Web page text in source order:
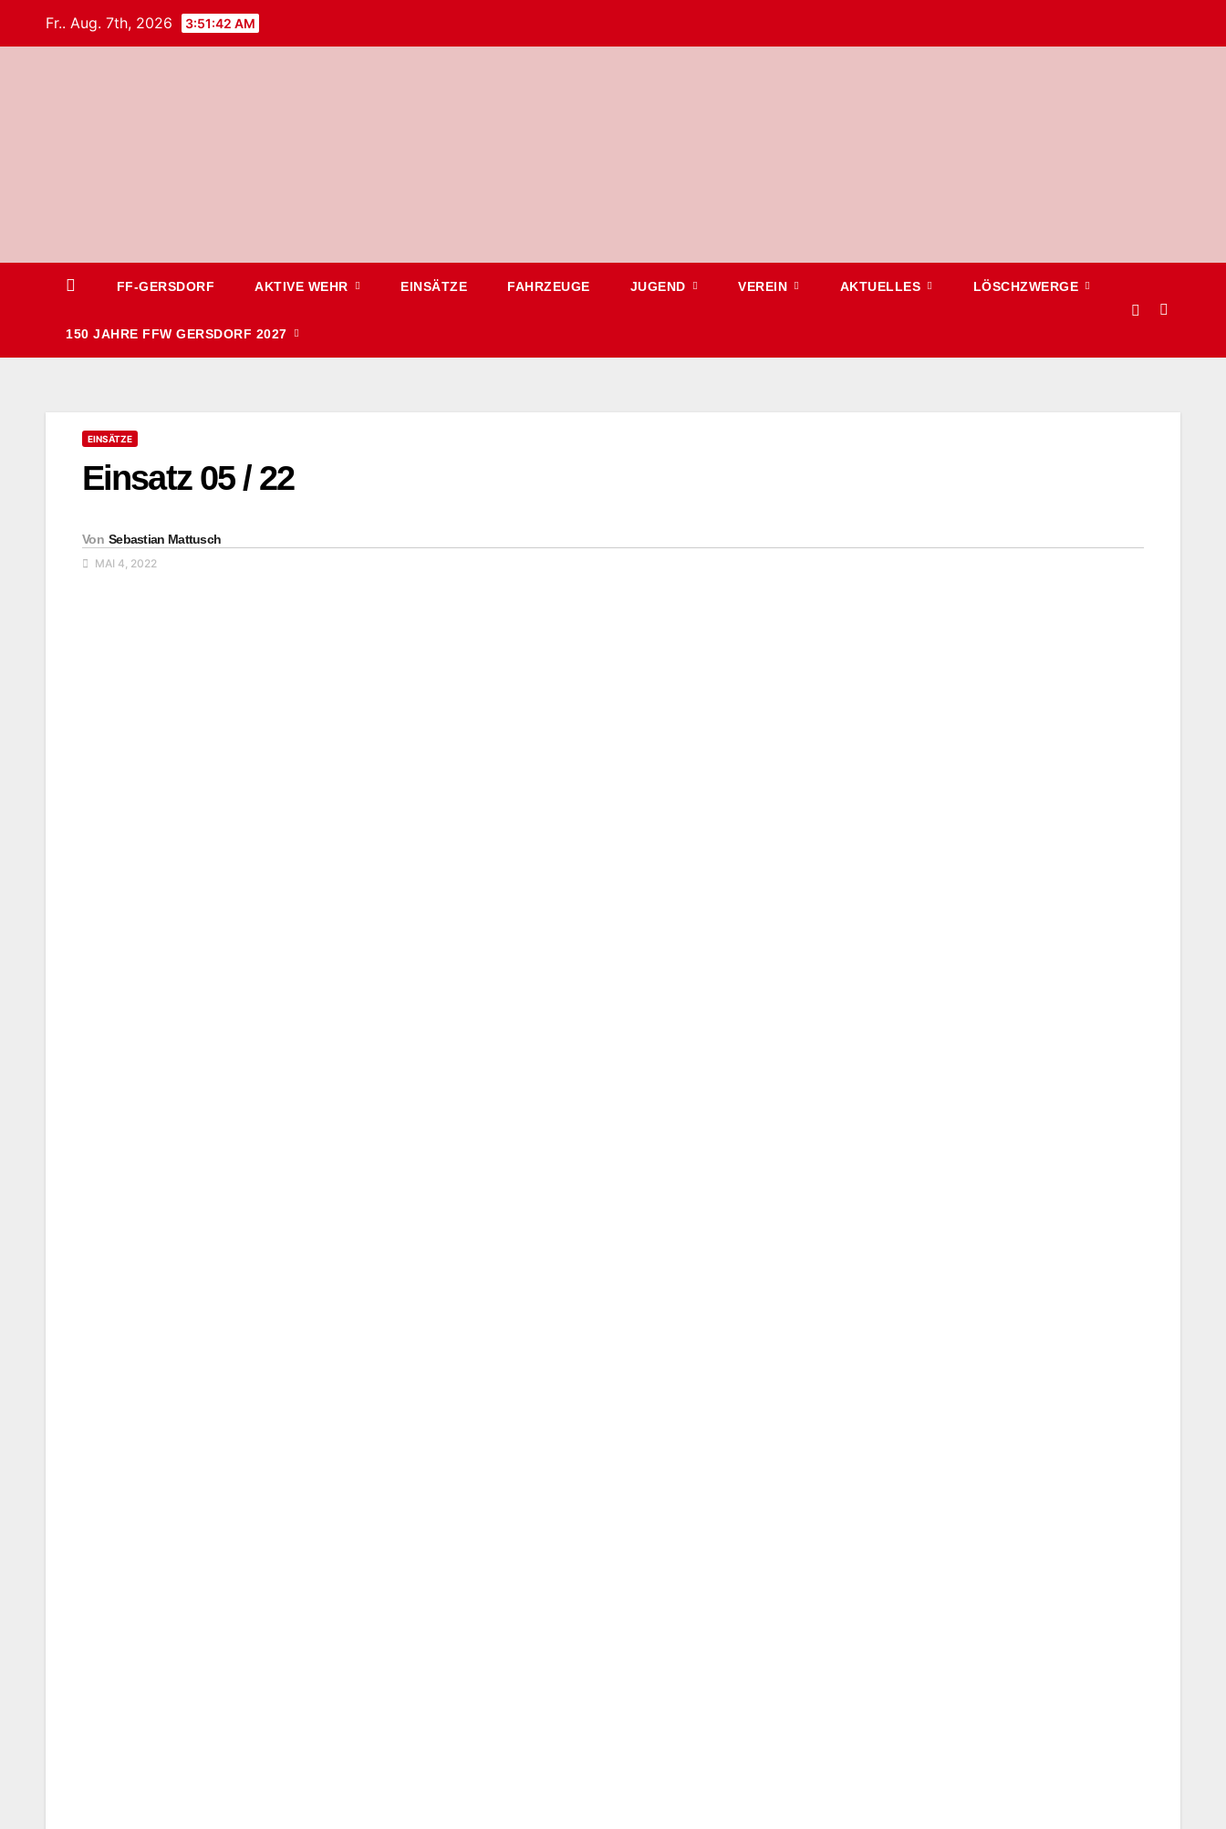
Fr.. Aug. 7th, 2026 3:51:43 AM
FF-GERSDORF AKTIVE WEHR EINSÄTZE FAHRZEUGE JUGEND VEREIN AKTUELLES LÖSCHZWERGE
150 JAHRE FFW GERSDORF 2027
EINSÄTZE
Einsatz 05 / 22
Von Sebastian Mattusch
MAI 4, 2022